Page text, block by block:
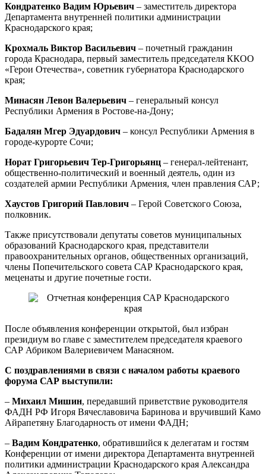
Кондратенко Вадим Юрьевич – заместитель директора
Департамента внутренней политики администрации
Краснодарского края;
Крохмаль Виктор Васильевич – почетный гражданин
города Краснодара, первый заместитель председателя ККОО
«Герои Отечества», советник губернатора Краснодарского
края;
Минасян Левон Валерьевич – генеральный консул
Республики Армения в Ростове-на-Дону;
Бадалян Мгер Эдуардович – консул Республики Армения в
городе-курорте Сочи;
Норат Григорьевич Тер-Григорьянц – генерал-лейтенант,
общественно-политический и военный деятель, один из
создателей армии Республики Армения, член правления САР;
Хаустов Григорий Павлович – Герой Советского Союза,
полковник.
Также присутствовали депутаты советов муниципальных
образований Краснодарского края, представители
правоохранительных органов, общественных организаций,
члены Попечительского совета САР Краснодарского края,
меценаты и другие почетные гости.
После объявления конференции открытой, был избран
президиум во главе с заместителем председателя краевого
САР Абриком Валериевичем Манасяном.
С поздравлениями в связи с началом работы краевого
форума САР выступили:
– Михаил Мишин, передавший приветствие руководителя
ФАДН РФ Игоря Вячеславовича Баринова и вручивший Камо
Айрапетяну Благодарность от имени ФАДН;
– Вадим Кондратенко, обратившийся к делегатам и гостям
Конференции от имени директора Департамента внутренней
политики администрации Краснодарского края Александра